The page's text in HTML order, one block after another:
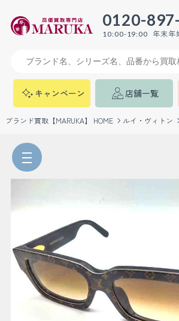
0120-
10:00-19:00 年末年
キャンペーン 店舗一覧
ブランド買取【MARUKA】 HOME ルイ・ヴィトン